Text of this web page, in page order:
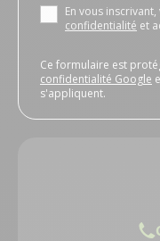
En vous
confidentialité et
Ce formulaire est
confidentialité Google
s'appliquent.